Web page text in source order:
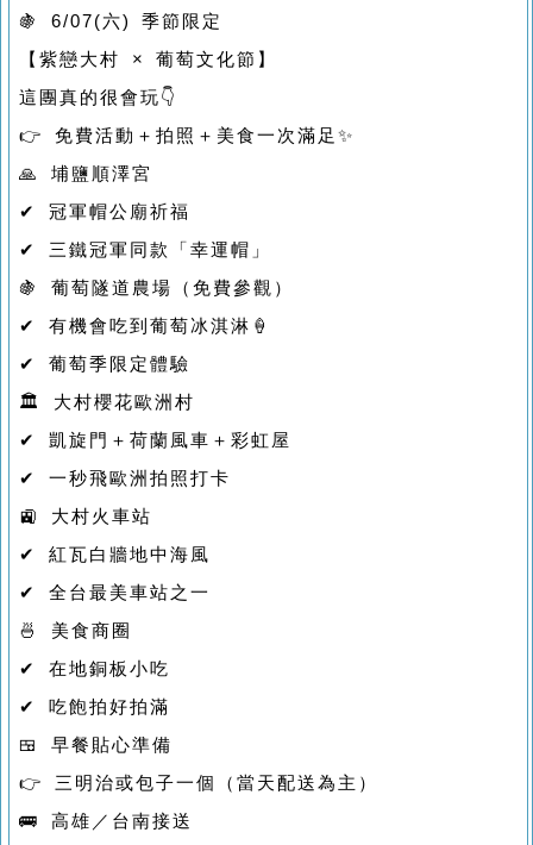
🍇 6/07(六) 季節限定
【紫戀大村 × 葡萄文化節】
這團真的很會玩👇
👉 免費活動＋拍照＋美食一次滿足✨
🙏 埔鹽順澤宮
✔ 冠軍帽公廟祈福
✔ 三鐵冠軍同款「幸運帽」
🍇 葡萄隧道農場（免費參觀）
✔ 有機會吃到葡萄冰淇淋🍦
✔ 葡萄季限定體驗
🏛 大村櫻花歐洲村
✔ 凱旋門＋荷蘭風車＋彩虹屋
✔ 一秒飛歐洲拍照打卡
🚉 大村火車站
✔ 紅瓦白牆地中海風
✔ 全台最美車站之一
🍜 美食商圈
✔ 在地銅板小吃
✔ 吃飽拍好拍滿
🍱 早餐貼心準備
👉 三明治或包子一個（當天配送為主）
🚌 高雄／台南接送